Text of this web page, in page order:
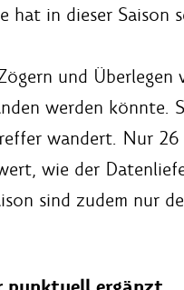
hat in dieser Saison
und
werden könnte.
wandert. Nur 26
wie der
sind zudem nur